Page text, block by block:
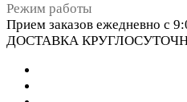
Режим работы
Прием заказов ежедневно с
ДОСТАВКА